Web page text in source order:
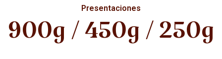
Presentaciones
900g / 450g / 250g